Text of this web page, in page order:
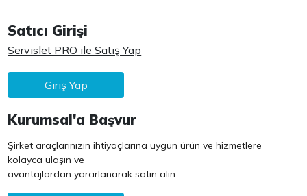
Satıcı Girişi
Servislet PRO ile Satış Yap
Giriş Yap
Kurumsal'a Başvur
Şirket araçlarınızın ihtiyaçlarına uygun ürün ve hizmetlere
kolayca ulaşın ve
avantajlardan yararlanarak satın alın.